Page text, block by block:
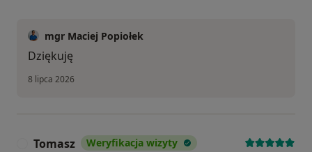
mgr Maciej Popiołek
Dziękuję
8 lipca 2026
Tomasz Weryfikacja wizyty